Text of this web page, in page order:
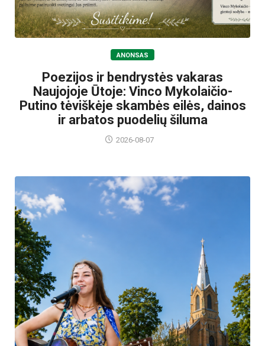
ANONSAS
Poezijos ir bendrystės vakaras
Naujojoje Ūtoje: Vinco Mykolaičio-
Putino tėviškėje skambės eilės, dainos
ir arbatos puodelių šiluma
2026-08-07